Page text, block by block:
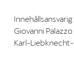
Giovanni Palazzo
Karl-Liebknecht-